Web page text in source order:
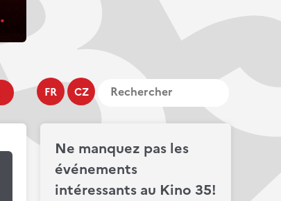
FR CZ
Ne manquez pas les
événements
intéressants au Kino 35!